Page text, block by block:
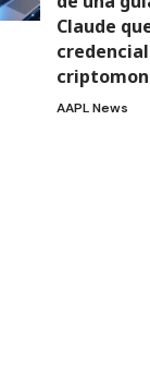
Claude
AAPL News